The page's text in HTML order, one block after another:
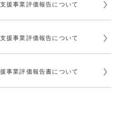
援事業評価報告について
援事業評価報告について
事業評価報告書について